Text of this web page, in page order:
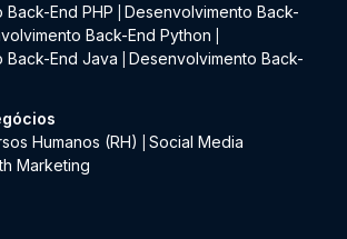
End PHP
Desenvolvimento Back-
Back-End Python
Back-End Java
Desenvolvimento Back-
Humanos (RH)
Social Media
Marketing